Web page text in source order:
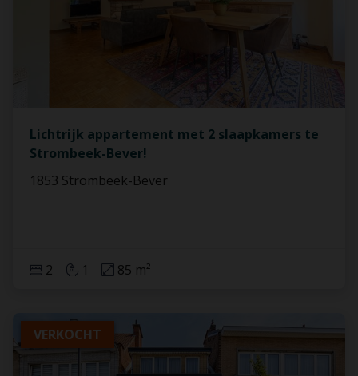
Lichtrijk appartement met 2 slaapkamers te
Strombeek-Bever!
1853 Strombeek-Bever
2 1 85 m²
VERKOCHT